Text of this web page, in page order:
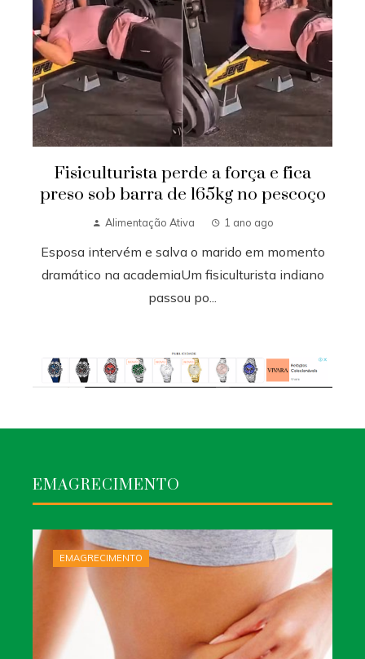
Fisiculturista perde a força e fica
preso sob barra de 165kg no pescoço
Alimentação Ativa 1 ano ago
Esposa intervém e salva o marido em momento
dramático na academiaUm fisiculturista indiano
passou po...
EMAGRECIMENTO
EMAGRECIMENTO